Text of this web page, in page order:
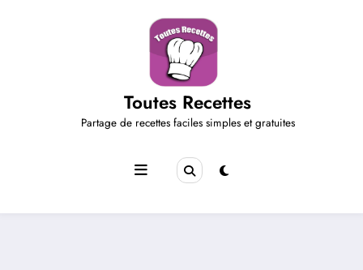
Toutes Recettes
Partage de recettes faciles simples et gratuites